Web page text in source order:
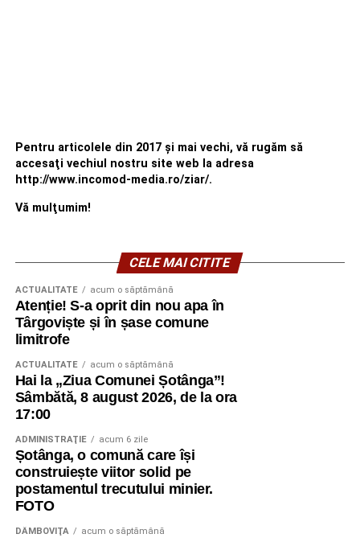
Pentru articolele din 2017 şi mai vechi, vă rugăm să
accesaţi vechiul nostru site web la adresa
http://www.incomod-media.ro/ziar/.
Vă mulţumim!
CELE MAI CITITE
ACTUALITATE acum o săptămână
Atenție! S-a oprit din nou apa în
Târgoviște și în șase comune
limitrofe
ACTUALITATE acum o săptămână
Hai la „Ziua Comunei Șotânga”!
Sâmbătă, 8 august 2026, de la ora
17:00
ADMINISTRAŢIE acum 6 zile
Șotânga, o comună care își
construiește viitor solid pe
postamentul trecutului minier.
FOTO
DÂMBOVIŢA acum o săptămână